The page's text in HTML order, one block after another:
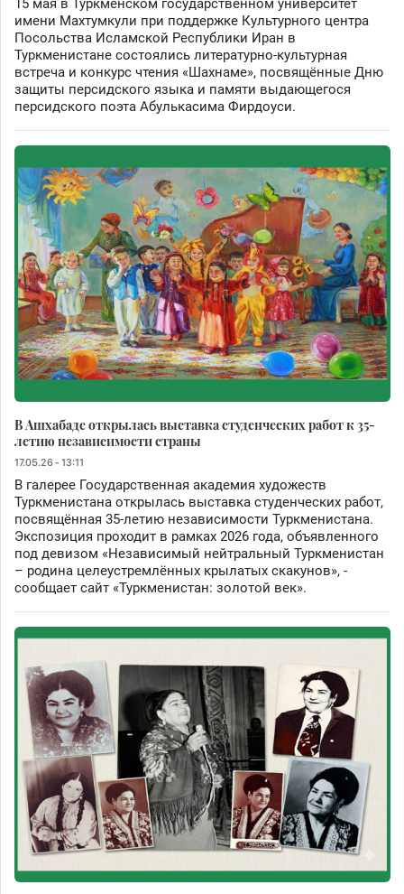
15 мая в Туркменском государственном университет
имени Махтумкули при поддержке Культурного центра
Посольства Исламской Республики Иран в
Туркменистане состоялись литературно-культурная
встреча и конкурс чтения «Шахнаме», посвящённые Дню
защиты персидского языка и памяти выдающегося
персидского поэта Абулькасима Фирдоуси.
В Ашхабаде открылась выставка студенческих работ к 35-
летию независимости страны
17.05.26 - 13:11
В галерее Государственная академия художеств
Туркменистана открылась выставка студенческих работ,
посвящённая 35-летию независимости Туркменистана.
Экспозиция проходит в рамках 2026 года, объявленного
под девизом «Независимый нейтральный Туркменистан
– родина целеустремлённых крылатых скакунов», -
сообщает сайт «Туркменистан: золотой век».